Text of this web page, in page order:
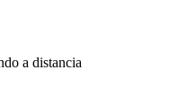
a distancia